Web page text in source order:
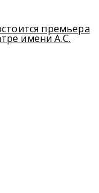
премьера
имени А.С.